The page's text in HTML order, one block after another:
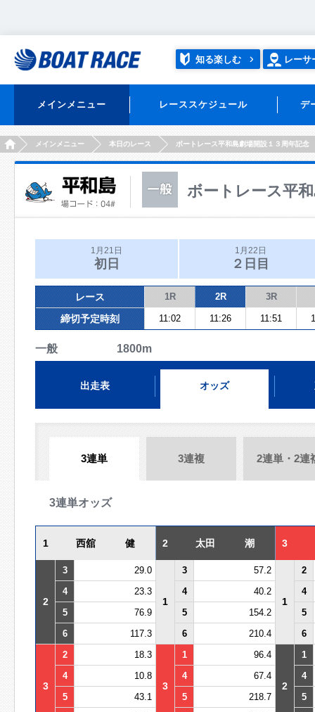
知る楽しむ レーサ
メインメニュー レーススケジュール デ
HOMEメインメニュー 本日のレース ボートレース平和島劇場開設１３周年記念
ボートレース平
1月21日
初日
1月22日
２日目
レース 1R 2R 3R
締切予定時刻 11:02 11:26 11:51
一般 1800m
出走表 オッズ
3連単 3連複 2連単・2連
3連単オッズ
1 西舘 健 2 太田 潮 3
2
3 29.0
1
3 57.2
1
2
4
23.3 4 40.2
4
5
76.9 5 154.2
5
6
117.3 6 210.4 6
3
2 18.3
3
1 96.4
2
1
4
10.8 4 67.4
4
5
43.1 5 218.7
5